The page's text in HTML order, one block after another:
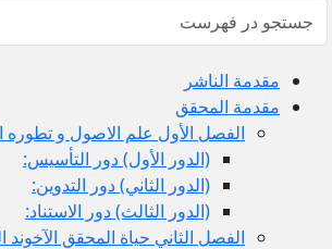
مقدمة الناشر
مقدمة المحقق
الفصل الأول علم الاصول و تطوره
(الدور الأول) دور التأسيس:
(الدور الثاني) دور التدوين:
(الدور الثالث) دور الاستناد:
الفصل الثاني حياة المحقق الآخوند